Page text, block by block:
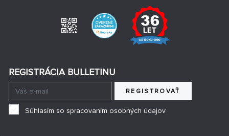
REGISTRÁCIA BULLETINU
REGISTROVAŤ
Súhlasím so spracovaním osobných údajov